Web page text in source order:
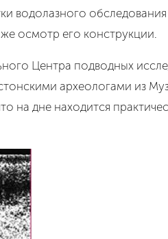
водолазного
осмотр его конструкции.
Центра подводных
археологами из
на дне находится